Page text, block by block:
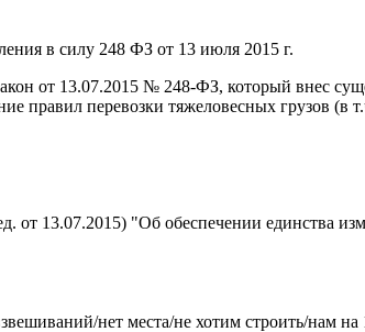
в силу 248 ФЗ от 13 июля 2015 г.
от 13.07.2015 № 248-ФЗ, который внес
правил перевозки тяжеловесных грузов (в
от 13.07.2015) "Об обеспечении единства
нет места/не хотим строить/нам